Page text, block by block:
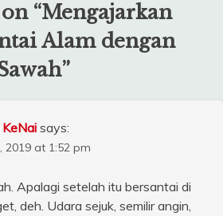
“Mengajarkan
Alam dengan
”
KeNai says:
2019 at 1:52 pm
Apalagi setelah itu bersantai di
deh. Udara sejuk, semilir angin,